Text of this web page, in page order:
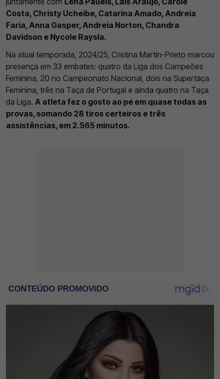
Costa, Christy Ucheibe, Catarina Amado, Andreia
Faria, Anna Gasper, Andreia Norton, Chandra
Davidson e Nycole Raysla.
Na atual temporada, 2024/25, Cristina Martín-Prieto marcou
presença em 33 embates: quatro da Liga dos Campeões
Feminina, 20 no Campeonato Nacional, dois na Supertaça
Feminina, três na Taça de Portugal e ainda quatro na Taça
da Liga. A atleta fez o gosto ao pé em quase todas as
provas, somando 28 tiros certeiros e três
assistências, em 2.565 minutos.